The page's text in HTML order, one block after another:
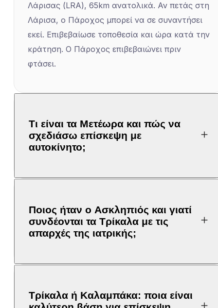
Λάρισας (LRA), 65km ανατολικά. Αν πετάς στη
Λάρισα, ο Πάροχος μπορεί να σε συναντήσει
εκεί. Επιβεβαίωσε τοποθεσία και ώρα κατά την
κράτηση. Ο Πάροχος επιβεβαιώνει πριν
φτάσει.
Τι είναι τα Μετέωρα και πώς να
σχεδιάσω επίσκεψη με
αυτοκίνητο;
Ποιος ήταν ο Ασκληπιός και γιατί
συνδέονται τα Τρίκαλα με τις
απαρχές της ιατρικής;
Τρίκαλα ή Καλαμπάκα: ποια είναι